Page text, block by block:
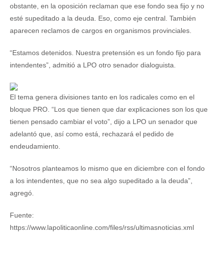
obstante, en la oposición reclaman que ese fondo sea fijo y no
esté supeditado a la deuda. Eso, como eje central. También
aparecen reclamos de cargos en organismos provinciales.
“Estamos detenidos. Nuestra pretensión es un fondo fijo para
intendentes”, admitió a LPO otro senador dialoguista.
El tema genera divisiones tanto en los radicales como en el
bloque PRO. “Los que tienen que dar explicaciones son los que
tienen pensado cambiar el voto”, dijo a LPO un senador que
adelantó que, así como está, rechazará el pedido de
endeudamiento.
“Nosotros planteamos lo mismo que en diciembre con el fondo
a los intendentes, que no sea algo supeditado a la deuda”,
agregó.
Fuente:
https://www.lapoliticaonline.com/files/rss/ultimasnoticias.xml